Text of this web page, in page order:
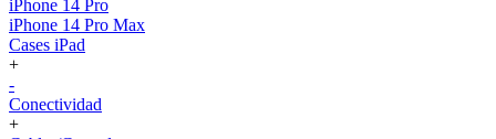
iPhone 14 Pro
iPhone 14 Pro Max
Cases iPad
+
-
Conectividad
+